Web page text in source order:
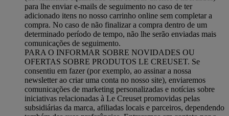
para lhe enviar e-mails de seguimento no caso de ter
adicionado itens no nosso carrinho online sem completar a
compra. No caso de não finalizar a compra dentro de um
determinado período de tempo, não lhe serão enviadas mais
comunicações de seguimento.
PARA O INFORMAR SOBRE NOVIDADES OU
OFERTAS SOBRE PRODUTOS LE CREUSET. Se
consentiu em fazer (por exemplo, ao assinar a nossa
newsletter ao criar uma conta no nosso site), enviaremos
comunicações de marketing personalizadas e notícias sobre
iniciativas relacionadas à Le Creuset promovidas pelas
subsidiárias da marca, afiliadas locais e parceiros, dependendo